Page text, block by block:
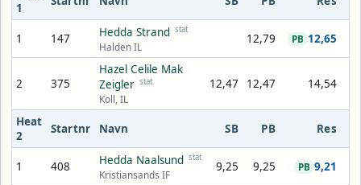
1
1 147 Hedda Strand stat
Halden IL
12,79 12,65
PB
2 375
Hazel Celile Mak
Zeigler stat
Koll, IL
12,47 12,47 14,54
Heat
2
Startnr Navn SB PB Res
1 408 Hedda Naalsund stat
Kristiansands IF
9,25 9,25 9,21
PB